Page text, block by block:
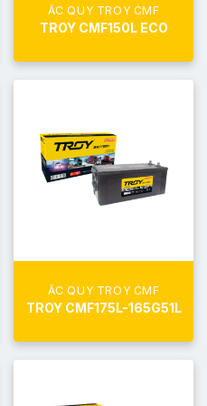
ẮC QUY TROY CMF
TROY CMF150L ECO
ẮC QUY TROY CMF
TROY CMF175L-165G51L